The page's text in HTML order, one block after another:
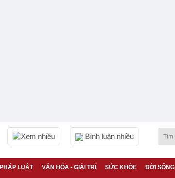
Xem nhiều Bình luận nhiều
PHÁP LUẬT VĂN HÓA - GIẢI TRÍ SỨC KHỎE ĐỜI SỐNG